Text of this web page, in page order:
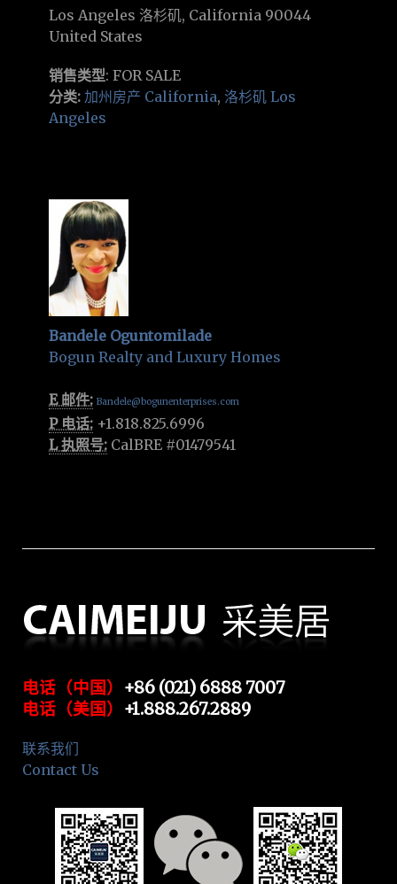
Los Angeles 洛杉矶, California 90044
United States
销售类型: FOR SALE
分类: 加州房产 California, 洛杉矶 Los
Angeles
Bandele Oguntomilade
Bogun Realty and Luxury Homes
E 邮件: Bandele@bogunenterprises.com
P 电话: +1.818.825.6996
L 执照号: CalBRE #01479541
电话（中国） +86 (021) 6888 7007
电话（美国） +1.888.267.2889
联系我们
Contact Us